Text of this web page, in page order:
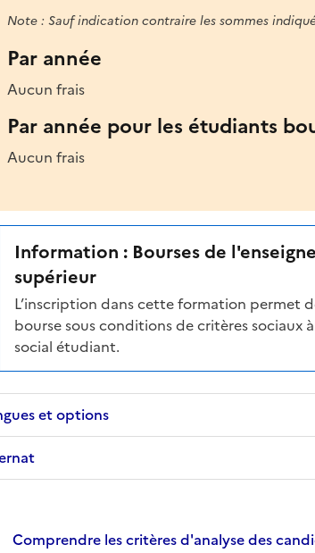
Note : Sauf indication contraire les sommes
Par année
Aucun frais
Par année pour les étudiants
Aucun frais
Information : Bourses de
supérieur
L’inscription dans cette formation permet
bourse sous conditions de critères sociaux
social étudiant.
et options
Comprendre les critères d'analyse des